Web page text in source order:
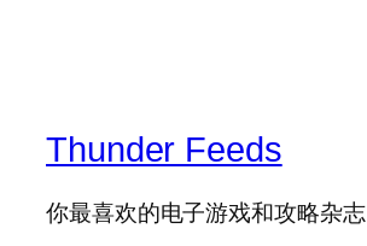
Thunder Feeds
你最喜欢的电子游戏和攻略杂志